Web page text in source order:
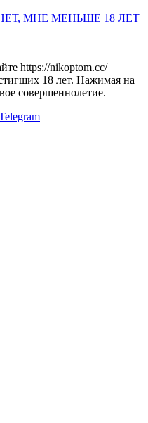
МНЕ МЕНЬШЕ 18 ЛЕТ
https://nikoptom.cc/
18 лет. Нажимая на
совершеннолетие.